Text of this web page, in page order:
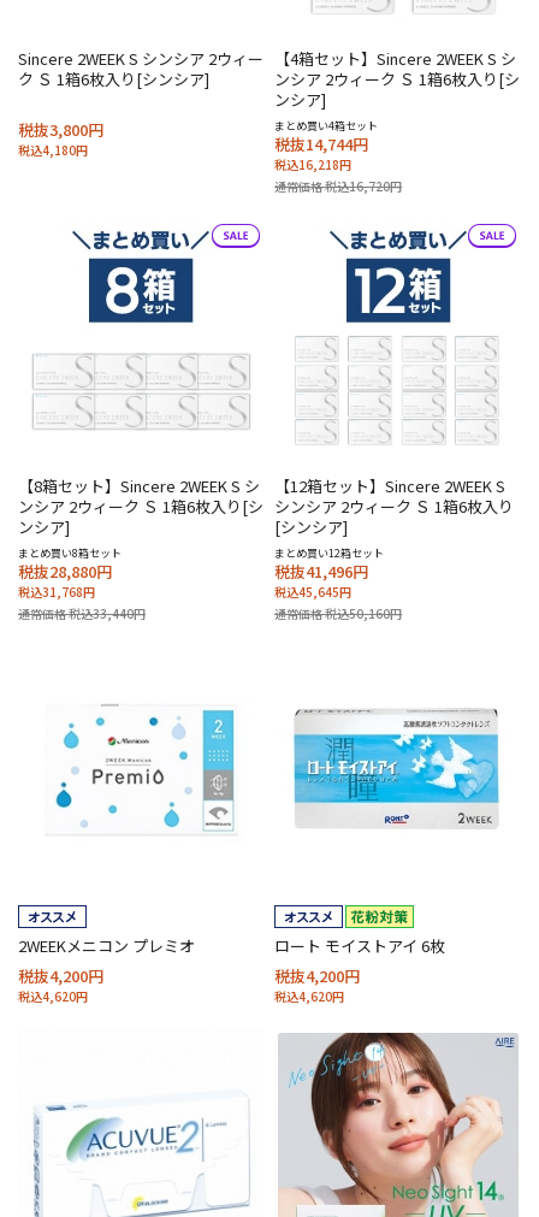
Sincere 2WEEK S シンシア 2ウィー
ク Ｓ 1箱6枚入り[シンシア]
税抜3,800円
税込4,180円
【4箱セット】Sincere 2WEEK S シ
ンシア 2ウィーク Ｓ 1箱6枚入り[シ
ンシア]
まとめ買い4箱セット
税抜14,744円
税込16,218円
通常価格 税込16,720円
【8箱セット】Sincere 2WEEK S シ
ンシア 2ウィーク Ｓ 1箱6枚入り[シ
ンシア]
まとめ買い8箱セット
税抜28,880円
税込31,768円
通常価格 税込33,440円
【12箱セット】Sincere 2WEEK S
シンシア 2ウィーク Ｓ 1箱6枚入り
[シンシア]
まとめ買い12箱セット
税抜41,496円
税込45,645円
通常価格 税込50,160円
2WEEKメニコン プレミオ
税抜4,200円
税込4,620円
ロート モイストアイ 6枚
税抜4,200円
税込4,620円